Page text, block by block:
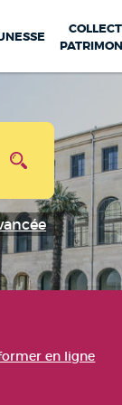
en ligne